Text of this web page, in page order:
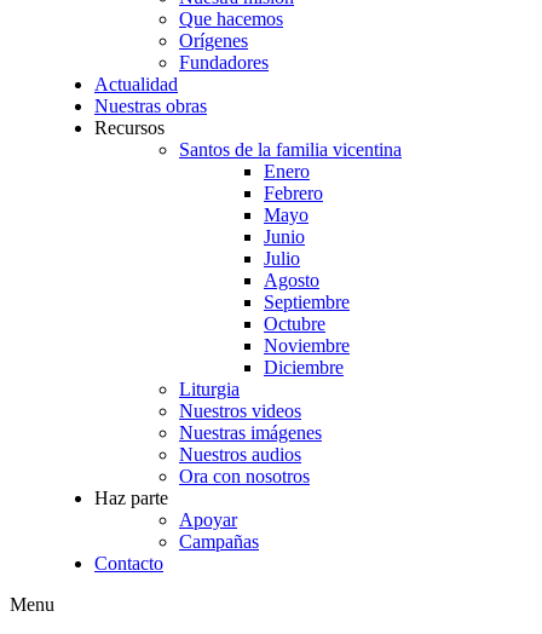
Que hacemos
Orígenes
Fundadores
Actualidad
Nuestras obras
Recursos
Santos de la familia vicentina
Enero
Febrero
Mayo
Junio
Julio
Agosto
Septiembre
Octubre
Noviembre
Diciembre
Liturgia
Nuestros videos
Nuestras imágenes
Nuestros audios
Ora con nosotros
Haz parte
Apoyar
Campañas
Contacto
Menu